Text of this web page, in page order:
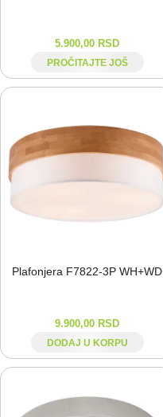
5.900,00 RSD
PROČITAJTE JOŠ
Plafonjera F7822-⁠3P WH+WD
9.900,00 RSD
DODAJ U KORPU